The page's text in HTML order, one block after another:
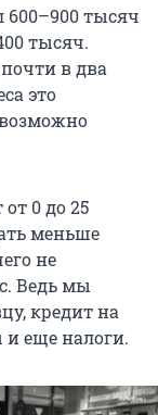
600–900 тысяч
тысяч.
в два
это
0 до 25
меньше
не
Ведь мы
кредит на
и еще налоги.